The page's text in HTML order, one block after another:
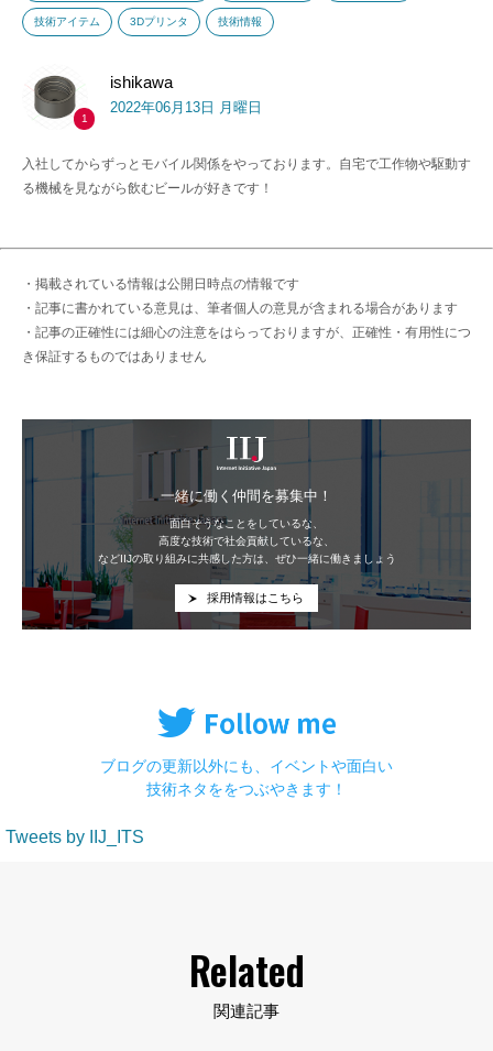
技術アイテム 3Dプリンタ 技術情報
1
ishikawa
2022年06月13日 月曜日
入社してからずっとモバイル関係をやっております。自宅で工作物や駆動す
る機械を見ながら飲むビールが好きです！
・掲載されている情報は公開日時点の情報です
・記事に書かれている意見は、筆者個人の意見が含まれる場合があります
・記事の正確性には細心の注意をはらっておりますが、正確性・有用性につ
き保証するものではありません
IIJ
一緒に働く仲間を募集中！
面白そうなことをしているな、
高度な技術で社会貢献しているな、
などIIJの取り組みに共感した方は、ぜひ一緒に働きましょう
採用情報はこちら
ブログの更新以外にも、イベントや面白い
技術ネタををつぶやきます！
Tweets by IIJ_ITS
Related
関連記事